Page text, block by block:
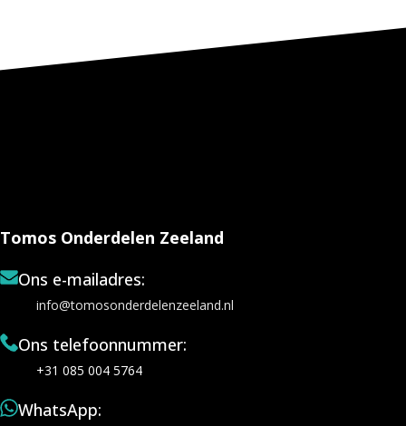
Tomos Onderdelen Zeeland
Ons e-mailadres:
info@tomosonderdelenzeeland.nl
Ons telefoonnummer:
+31 085 004 5764
WhatsApp: